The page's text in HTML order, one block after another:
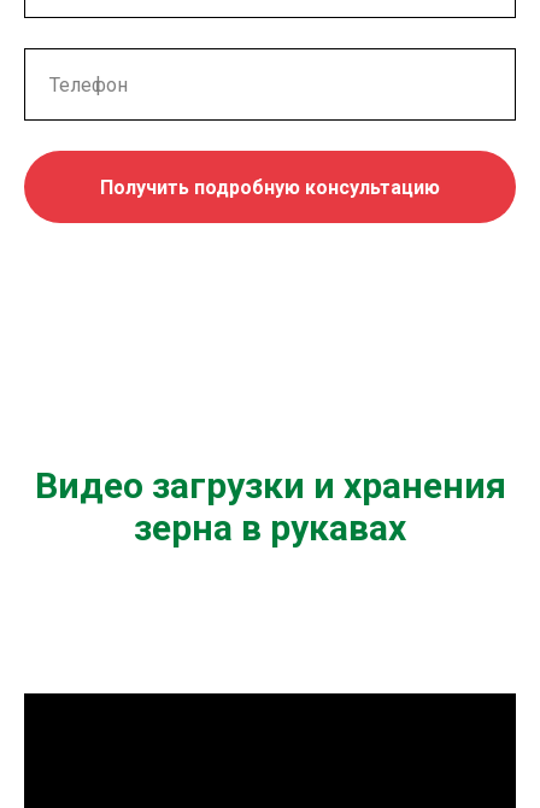
Получить подробную консультацию
Видео загрузки и хранения
зерна в рукавах